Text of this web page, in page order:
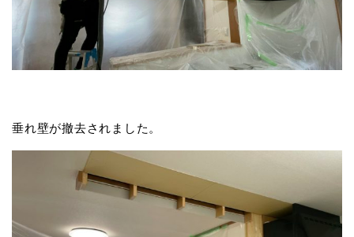
垂れ壁が撤去されました。